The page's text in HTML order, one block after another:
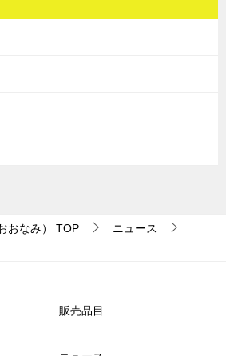
おなみ） TOP
ニュース
販売品目